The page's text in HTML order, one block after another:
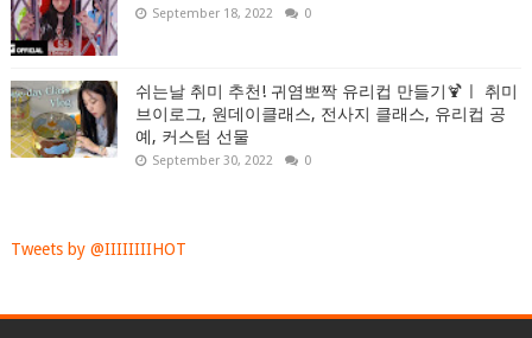
September 18, 2022 0
쉬는날 취미 추천! 귀염뽀짝 유리컵 만들기🍹ㅣ 취미
브이로그, 원데이클래스, 전사지 클래스, 유리컵 공
예, 커스텀 선물
September 30, 2022 0
Tweets by @IIIIIIIIHOT